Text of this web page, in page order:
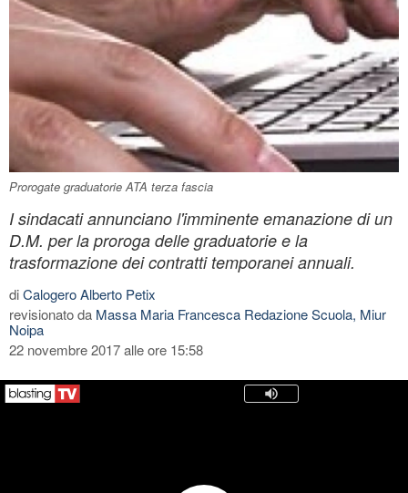
Prorogate graduatorie ATA terza fascia
I sindacati annunciano l'imminente emanazione di un
D.M. per la proroga delle graduatorie e la
trasformazione dei contratti temporanei annuali.
diCalogero Alberto Petix
revisionato da Massa Maria Francesca Redazione Scuola, Miur
Noipa
22 novembre 2017 alle ore 15:58